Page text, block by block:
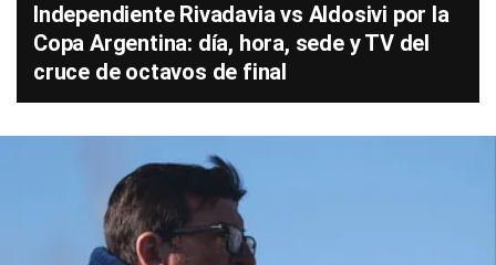
Independiente Rivadavia vs Aldosivi por la
Copa Argentina: día, hora, sede y TV del
cruce de octavos de final